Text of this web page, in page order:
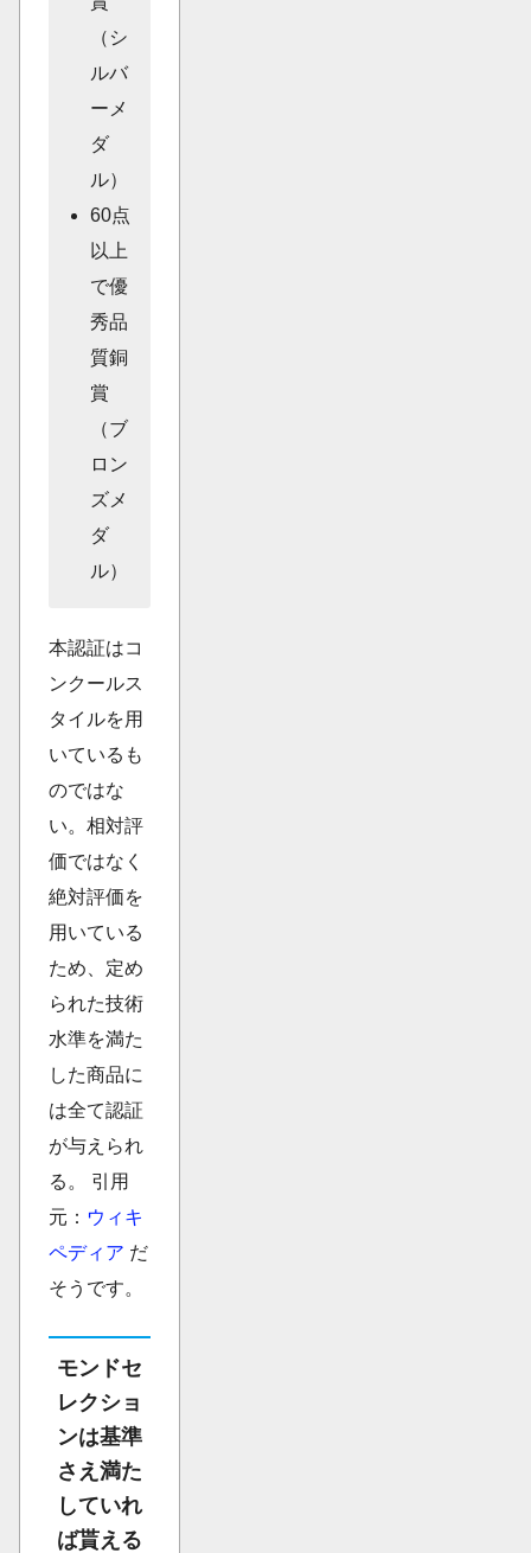
（シ
ルバ
ーメ
ダ
ル）
60点
以上
で優
秀品
質銅
賞
（ブ
ロン
ズメ
ダ
ル）
本認証はコ
ンクールス
タイルを用
いているも
のではな
い。相対評
価ではなく
絶対評価を
用いている
ため、定め
られた技術
水準を満た
した商品に
は全て認証
が与えられ
る。 引用
元： ウィキ
ペディア だ
そうです。
モンドセ
レクショ
ンは基準
さえ満た
していれ
ば貰える